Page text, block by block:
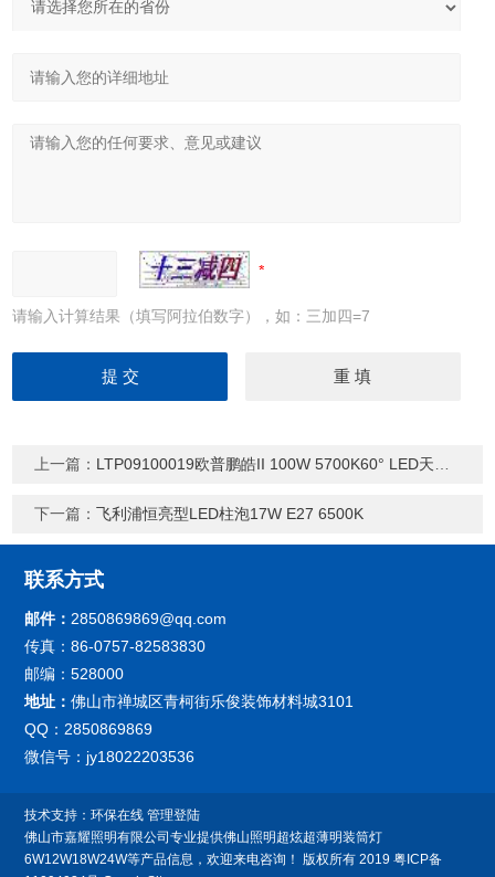
请输入计算结果（填写阿拉伯数字），如：三加四=7
上一篇： LTP09100019欧普鹏皓II 100W 5700K60° LED天棚灯厂房灯
下一篇：飞利浦恒亮型LED柱泡17W E27 6500K
联系方式
邮件： 2850869869@qq.com
传真：86-0757-82583830
邮编：528000
地址：佛山市禅城区青柯街乐俊装饰材料城3101
QQ：2850869869
微信号：jy18022203536
技术支持：环保在线 管理登陆
佛山市嘉耀照明有限公司专业提供佛山照明超炫超薄明装筒灯
6W12W18W24W等产品信息，欢迎来电咨询！ 版权所有 2019粤ICP备